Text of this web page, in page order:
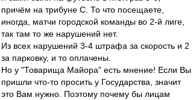
причём на трибуне С. То что посещаете,
иногда, матчи городской команды во 2-й лиге,
так там то же нарушений нет.
Из всех нарушений 3-4 штрафа за скорость и 2
за парковку, и то оплачены.
Но у "Товарища Майора" есть мнение! Если Вы
пришли что-то просить у Государства, значит
это Вам нужно. Поэтому почему бы лицам